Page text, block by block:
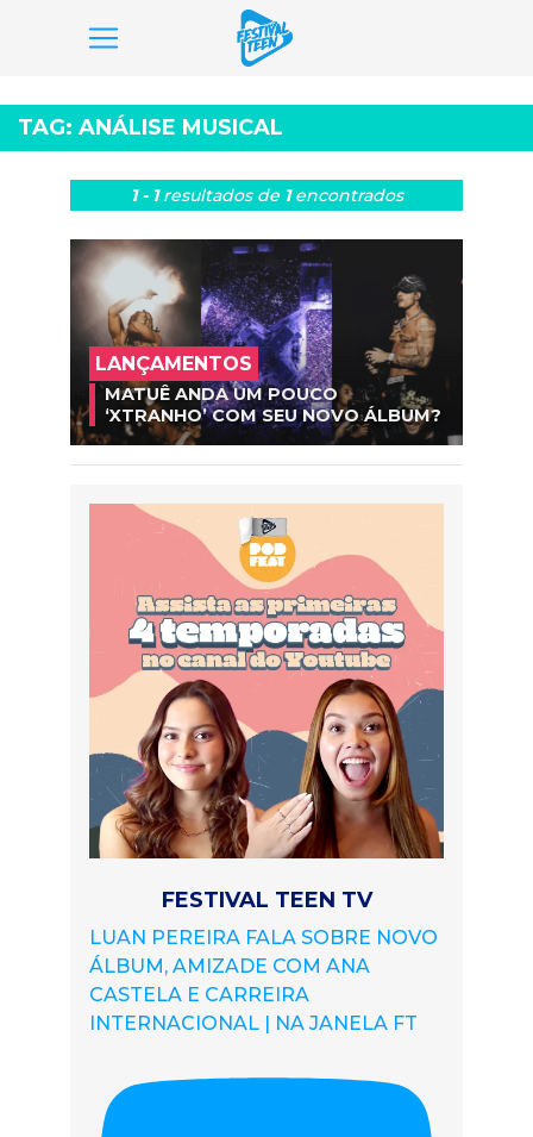
para
o
conteúdo
TAG: ANÁLISE MUSICAL
1 - 1resultados de 1encontrados
LANÇAMENTOS
MATUÊ ANDA UM POUCO
‘XTRANHO’ COM SEU NOVO ÁLBUM?
FESTIVAL TEEN TV
LUAN PEREIRA FALA SOBRE NOVO
ÁLBUM, AMIZADE COM ANA
CASTELA E CARREIRA
INTERNACIONAL | NA JANELA FT